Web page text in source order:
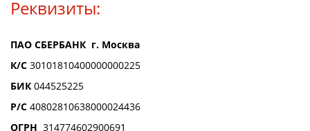
Реквизиты:
ПАО СБЕРБАНК г. Москва
К/С 30101810400000000225
БИК 044525225
Р/С 40802810638000024436
ОГРН 314774602900691